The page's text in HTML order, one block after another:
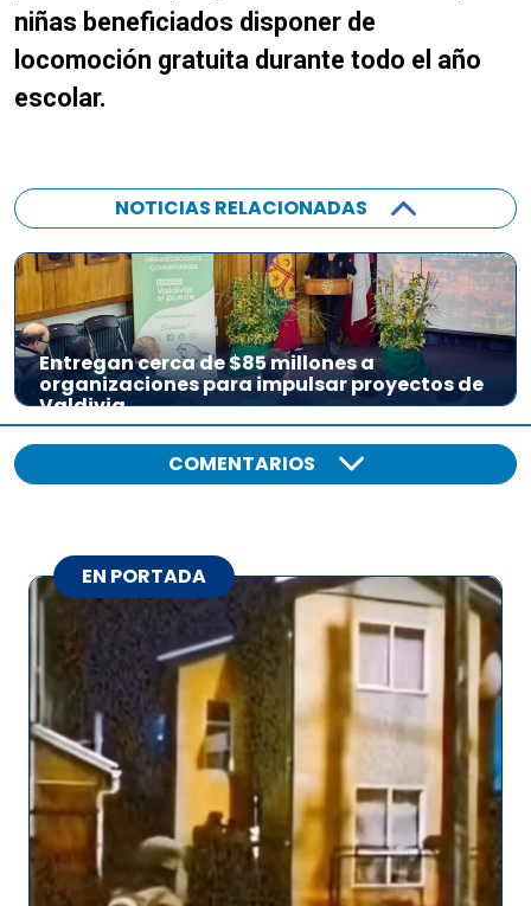
niñas beneficiados disponer de
locomoción gratuita durante todo el año
escolar.
NOTICIAS RELACIONADAS
Entregan cerca de $85 millones a
organizaciones para impulsar proyectos de
Valdivia
COMENTARIOS
EN PORTADA